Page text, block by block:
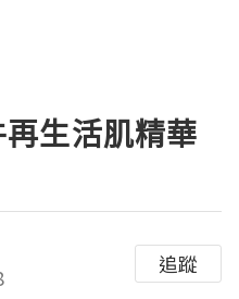
再生活肌精華
追蹤